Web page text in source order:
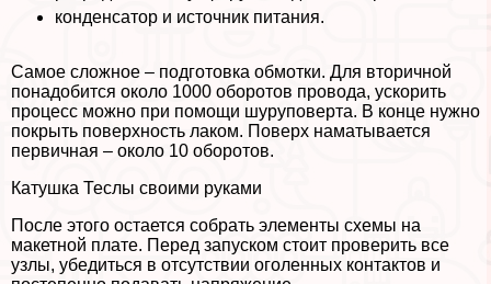
конденсатор и источник питания.
Самое сложное – подготовка обмотки. Для вторичной
понадобится около 1000 оборотов провода, ускорить
процесс можно при помощи шуруповерта. В конце нужно
покрыть поверхность лаком. Поверх наматывается
первичная – около 10 оборотов.
Катушка Теслы своими руками
После этого остается собрать элементы схемы на
макетной плате. Перед запуском стоит проверить все
узлы, убедиться в отсутствии оголенных контактов и